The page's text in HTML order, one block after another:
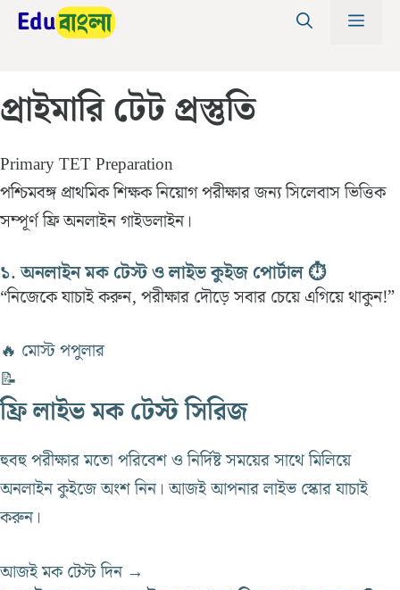
Skip
প্রাইমারি টেট প্রস্তুতি
Primary TET Preparation
পশ্চিমবঙ্গ প্রাথমিক শিক্ষক নিয়োগ পরীক্ষার জন্য সিলেবাস ভিত্তিক
সম্পূর্ণ ফ্রি অনলাইন গাইডলাইন।
১. অনলাইন মক টেস্ট ও লাইভ কুইজ পোর্টাল ⏱️
“নিজেকে যাচাই করুন, পরীক্ষার দৌড়ে সবার চেয়ে এগিয়ে থাকুন!”
🔥 মোস্ট পপুলার
📝
ফ্রি লাইভ মক টেস্ট সিরিজ
হুবহু পরীক্ষার মতো পরিবেশ ও নির্দিষ্ট সময়ের সাথে মিলিয়ে
অনলাইন কুইজে অংশ নিন। আজই আপনার লাইভ স্কোর যাচাই
করুন।
আজই মক টেস্ট দিন →